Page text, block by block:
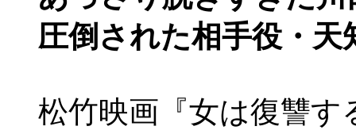
圧倒された相手役・天
松竹映画『女は復讐す